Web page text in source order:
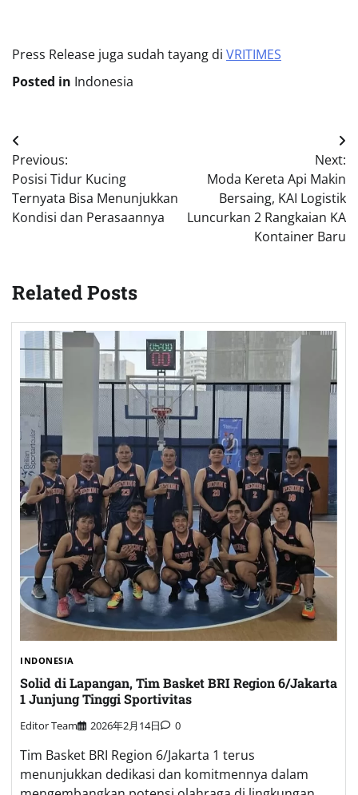
Press Release juga sudah tayang di VRITIMES
Posted in Indonesia
Post
navigation
Previous:
Posisi Tidur Kucing
Ternyata Bisa Menunjukkan
Kondisi dan Perasaannya
Next:
Moda Kereta Api Makin
Bersaing, KAI Logistik
Luncurkan 2 Rangkaian KA
Kontainer Baru
Related Posts
INDONESIA
Solid di Lapangan, Tim Basket BRI Region 6/Jakarta
1 Junjung Tinggi Sportivitas
Editor Team 2026年2月14日 0
Tim Basket BRI Region 6/Jakarta 1 terus
menunjukkan dedikasi dan komitmennya dalam